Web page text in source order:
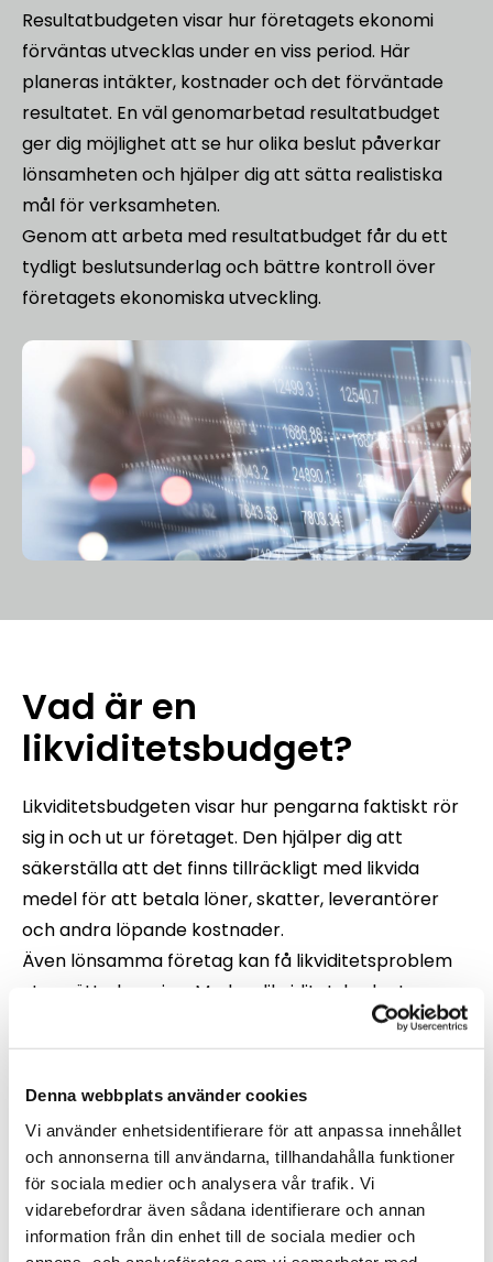
Denna webbplats använder cookies
Vi använder enhetsidentifierare för att anpassa innehållet
och annonserna till användarna, tillhandahålla funktioner
för sociala medier och analysera vår trafik. Vi
vidarebefordrar även sådana identifierare och annan
information från din enhet till de sociala medier och
Resultatbudgeten visar hur företagets ekonomi
förväntas utvecklas under en viss period. Här
planeras intäkter, kostnader och det förväntade
resultatet. En väl genomarbetad resultatbudget
ger dig möjlighet att se hur olika beslut påverkar
lönsamheten och hjälper dig att sätta realistiska
mål för verksamheten.
Genom att arbeta med resultatbudget får du ett
tydligt beslutsunderlag och bättre kontroll över
företagets ekonomiska utveckling.
Vad är en
likviditetsbudget?
Likviditetsbudgeten visar hur pengarna faktiskt rör
sig in och ut ur företaget. Den hjälper dig att
säkerställa att det finns tillräckligt med likvida
medel för att betala löner, skatter, leverantörer
och andra löpande kostnader.
Även lönsamma företag kan få likviditetsproblem
utan rätt planering. Med en likviditetsbudget
minskar risken för oväntade betalningssvårigheter
och ger dig trygghet i vardagen.